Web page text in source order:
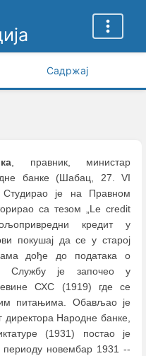
Садржај
, правник, министар
банке (Шабац, 27. VI
је на Правном
са тезом „Le credit
кредит у
покушај да се у старој
дође до података о
Службу је започео у
СХС (1919) где се
питањима. Обављао је
директора Народне банке,
(1931) постао је
периоду новембар 1931 --